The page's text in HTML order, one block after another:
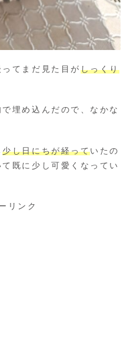
てまだ見た目がしっくり
埋め込んだので、なかな
少し日にちが経っていたの
既に少し可愛くなってい
リンク